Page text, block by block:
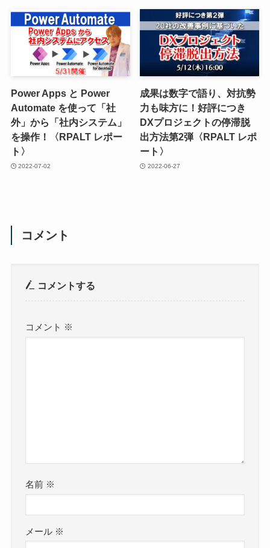
Power Apps と Power
Automate を使って「社
外」から「社内システム」
を操作！〈RPALT レポー
ト〉
2022-07-02
成果は数字で語り、対抗勢
力も味方に！好評につき
DXプロジェクトの停滞脱
出方法第2弾〈RPALT レポ
ート〉
2022-06-27
コメント
コメントする
コメント ※
名前 ※
メール ※